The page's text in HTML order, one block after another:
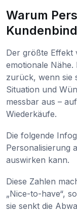
Warum
Der größte Effekt
emotionale
zurück, wenn sie
Situation und
messbar aus –
Wiederkäufe.
Die folgende
Personalisierung
auswirken kann.
Diese Zahlen
„Nice-to-have“,
sie senkt die